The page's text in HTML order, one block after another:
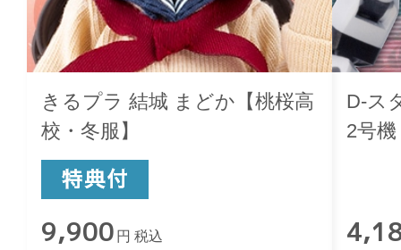
きるプラ 結城 まどか【桃桜高
校・冬服】
9,900 円 税込
D-ス
2号機